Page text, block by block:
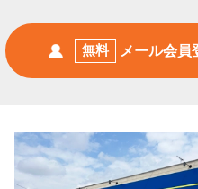
無料 メール会員